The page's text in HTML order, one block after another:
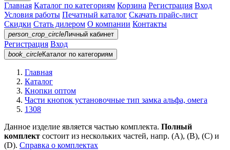
Главная Каталог по категориям Корзина Регистрация Вход
Условия работы Печатный каталог Скачать прайс-лист
Скидки Стать дилером О компании Контакты
person_crop_circleЛичный кабинет
Регистрация Вход
book_circleКаталог по категориям
Главная
Каталог
Кнопки оптом
Части кнопок установочные тип замка альфа, омега
1308
Данное изделие является частью комплекта. Полный
комплект состоит из нескольких частей, напр. (А), (B), (С) и
(D). Справка о комплектах